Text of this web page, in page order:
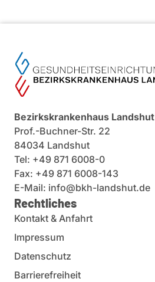
Bezirkskrankenhaus Landshut
Prof.-Buchner-Str. 22
84034 Landshut
Tel: +49 871 6008-0
Fax: +49 871 6008-143
E-Mail: info@bkh-landshut.de
Rechtliches
Kontakt & Anfahrt
Impressum
Datenschutz
Barrierefreiheit